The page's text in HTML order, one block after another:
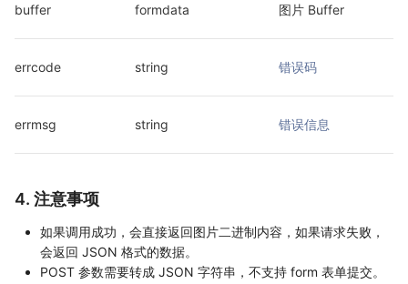
buffer formdata 图片 Buffer
errcode string 错误码
errmsg string 错误信息
4. 注意事项
如果调用成功，会直接返回图片二进制内容，如果请求失败，
会返回 JSON 格式的数据。
POST 参数需要转成 JSON 字符串，不支持 form 表单提交。